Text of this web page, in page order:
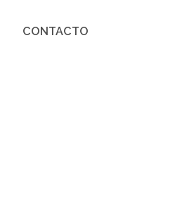
CONTACTO